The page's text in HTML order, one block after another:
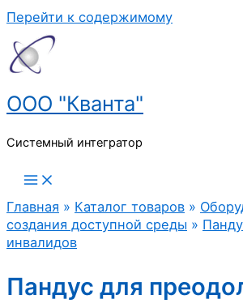
Перейти к содержимому
ООО "Кванта"
Системный интегратор
Главная » Каталог товаров »
создания доступной среды »
инвалидов
Пандус для